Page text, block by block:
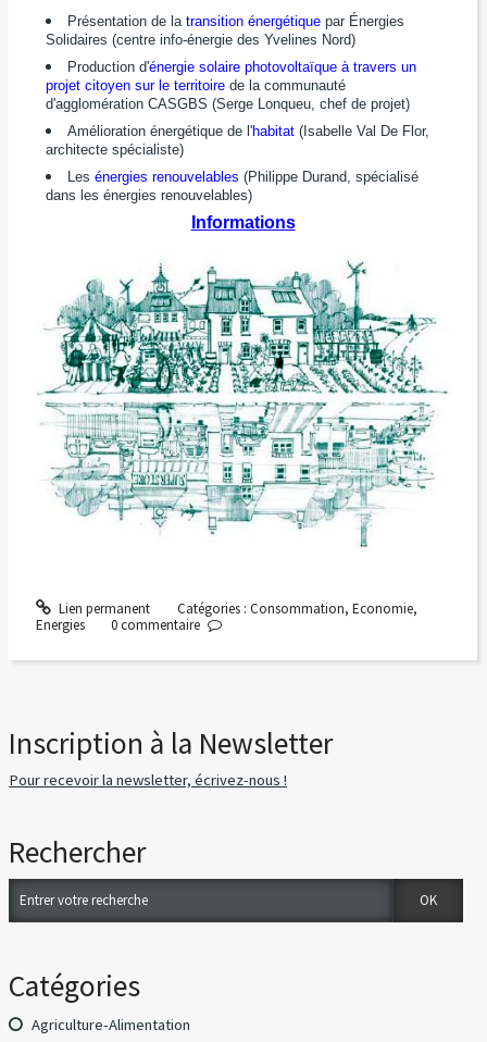
Présentation de latransition énergétique par Énergies
Solidaires (centre info-énergie des Yvelines Nord)
Production d'énergie solaire photovoltaïque à travers un
projet citoyen sur le territoirede la communauté
d'agglomération CASGBS (Serge Lonqueu, chef de projet)
Amélioration énergétique de l'habitat (Isabelle Val De Flor,
architecte spécialiste)
Lesénergies renouvelables (Philippe Durand, spécialisé
dans les énergies renouvelables)
Informations
Lien permanent Catégories : Consommation, Economie,
Energies
0commentaire
Inscription à la Newsletter
Pour recevoir la newsletter, écrivez-nous !
Rechercher
Catégories
Agriculture-Alimentation